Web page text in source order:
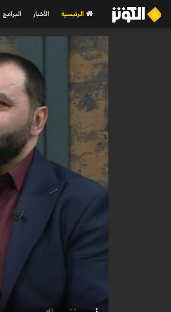
الرئيسية الأخبار البرامج